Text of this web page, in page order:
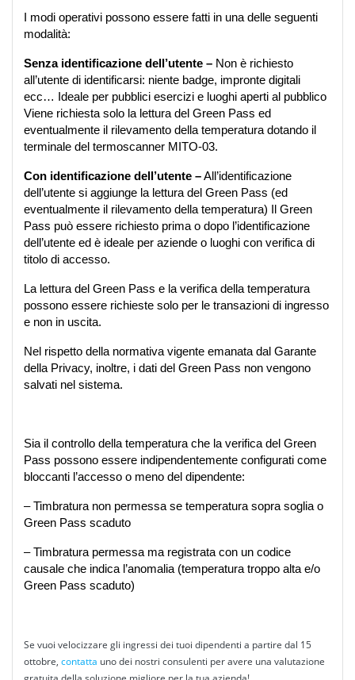
I modi operativi possono essere fatti in una delle seguenti
modalità:
Senza identificazione dell’utente – Non è richiesto
all’utente di identificarsi: niente badge, impronte digitali
ecc… Ideale per pubblici esercizi e luoghi aperti al pubblico
Viene richiesta solo la lettura del Green Pass ed
eventualmente il rilevamento della temperatura dotando il
terminale del termoscanner MITO-03.
Con identificazione dell’utente – All’identificazione
dell’utente si aggiunge la lettura del Green Pass (ed
eventualmente il rilevamento della temperatura) Il Green
Pass può essere richiesto prima o dopo l’identificazione
dell’utente ed è ideale per aziende o luoghi con verifica di
titolo di accesso.
La lettura del Green Pass e la verifica della temperatura
possono essere richieste solo per le transazioni di ingresso
e non in uscita.
Nel rispetto della normativa vigente emanata dal Garante
della Privacy, inoltre, i dati del Green Pass non vengono
salvati nel sistema.
Sia il controllo della temperatura che la verifica del Green
Pass possono essere indipendentemente configurati come
bloccanti l’accesso o meno del dipendente:
– Timbratura non permessa se temperatura sopra soglia o
Green Pass scaduto
– Timbratura permessa ma registrata con un codice
causale che indica l’anomalia (temperatura troppo alta e/o
Green Pass scaduto)
Se vuoi velocizzare gli ingressi dei tuoi dipendenti a partire dal 15
ottobre, contatta uno dei nostri consulenti per avere una valutazione